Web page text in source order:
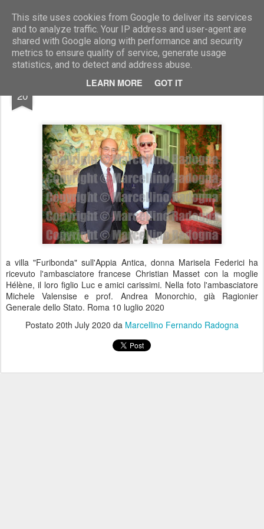
This site uses cookies from Google to deliver its services
and to analyze traffic. Your IP address and user-agent are
shared with Google along with performance and security
metrics to ensure quality of service, generate usage
statistics, and to detect and address abuse.
LEARN MORE GOT IT
Marcellino Radogna - Fotonotizie per la stampa
20 Michele Valensise e Andrea Monorchio
a villa "Furibonda" sull'Appia Antica, donna Marisela Federici ha
ricevuto l'ambasciatore francese Christian Masset con la moglie
Hélène, il loro figlio Luc e amici carissimi. Nella foto l'ambasciatore
Michele Valensise e prof. Andrea Monorchio, già Ragionier
Generale dello Stato. Roma 10 luglio 2020
Postato 20th July 2020 da Marcellino Fernando Radogna